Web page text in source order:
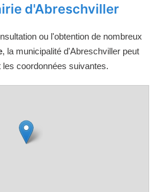
d'Abreschviller
ou l'obtention de nombreux
, la municipalité d'Abreschviller peut
coordonnées suivantes.